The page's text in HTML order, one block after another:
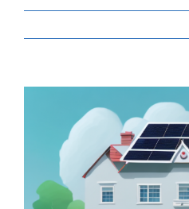
Lebensversicherung
Hundekrankenversicherung
grösseres